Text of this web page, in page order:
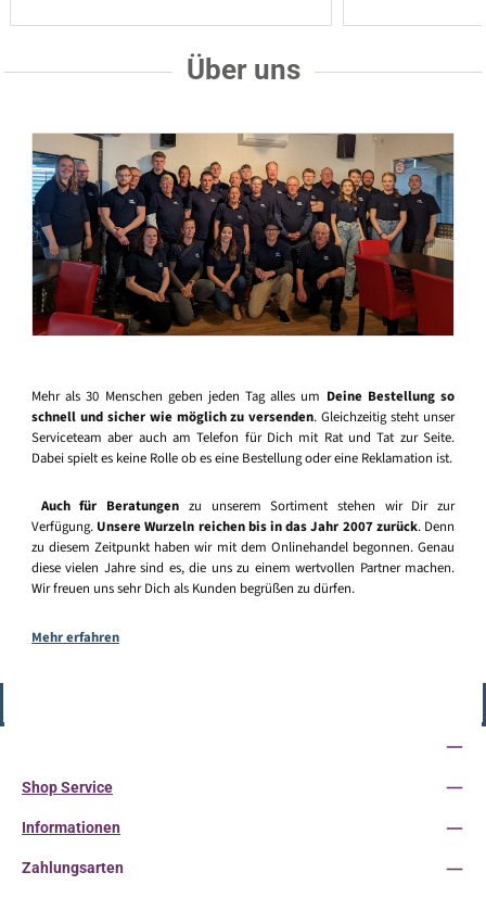
Über uns
Mehr als 30 Menschen geben jeden Tag alles um Deine Bestellung so
schnell und sicher wie möglich zu versenden. Gleichzeitig steht unser
Serviceteam aber auch am Telefon für Dich mit Rat und Tat zur Seite.
Dabei spielt es keine Rolle ob es eine Bestellung oder eine Reklamation ist.
Auch für Beratungen zu unserem Sortiment stehen wir Dir zur
Verfügung. Unsere Wurzeln reichen bis in das Jahr 2007 zurück. Denn
zu diesem Zeitpunkt haben wir mit dem Onlinehandel begonnen. Genau
diese vielen Jahre sind es, die uns zu einem wertvollen Partner machen.
Wir freuen uns sehr Dich als Kunden begrüßen zu dürfen.
Mehr erfahren
Shop Service
Informationen
Zahlungsarten